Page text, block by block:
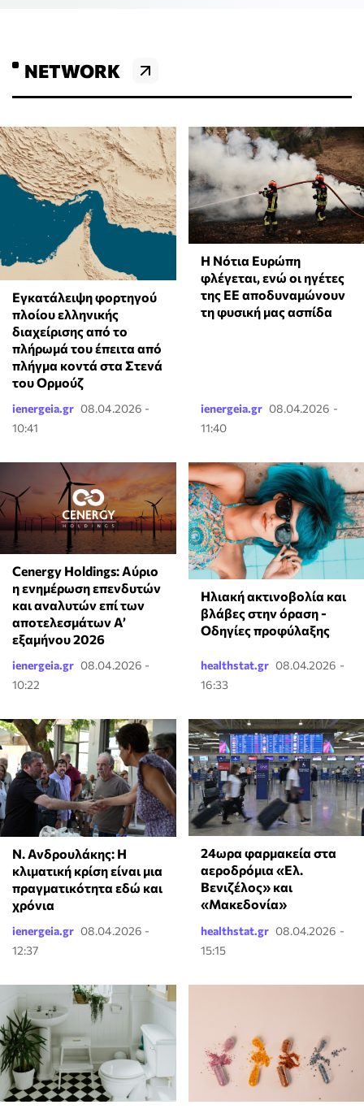
NETWORK
Εγκατάλειψη φορτηγού
πλοίου ελληνικής
διαχείρισης από το
πλήρωμά του έπειτα από
πλήγμα κοντά στα Στενά
του Ορμούζ
ienergeia.gr 08.04.2026 -
10:41
Η Νότια Ευρώπη
φλέγεται, ενώ οι ηγέτες
της ΕΕ αποδυναμώνουν
τη φυσική μας ασπίδα
ienergeia.gr 08.04.2026 -
11:40
Cenergy Holdings: Αύριο
η ενημέρωση επενδυτών
και αναλυτών επί των
αποτελεσμάτων A’
εξαμήνου 2026
ienergeia.gr 08.04.2026 -
10:22
Ηλιακή ακτινοβολία και
βλάβες στην όραση -
Οδηγίες προφύλαξης
healthstat.gr 08.04.2026 -
16:33
Ν. Ανδρουλάκης: Η
κλιματική κρίση είναι μια
πραγματικότητα εδώ και
χρόνια
ienergeia.gr 08.04.2026 -
12:37
24ωρα φαρμακεία στα
αεροδρόμια «Ελ.
Βενιζέλος» και
«Μακεδονία»
healthstat.gr 08.04.2026 -
15:15